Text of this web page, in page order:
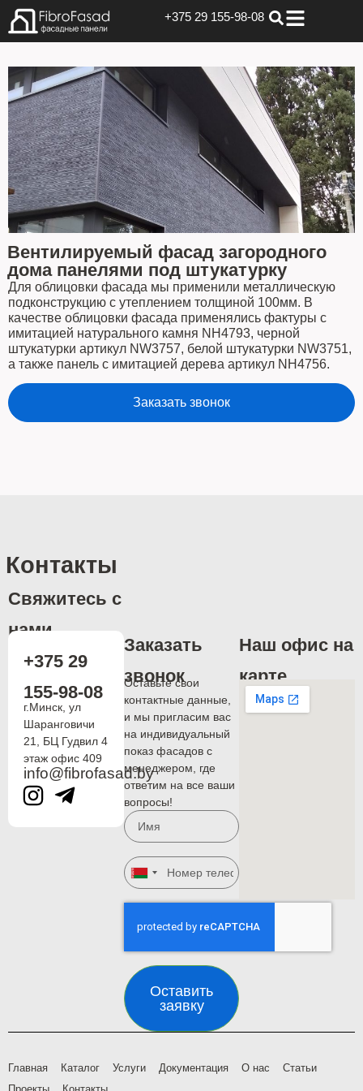
+375 29 155-98-08
Вентилируемый фасад загородного
дома панелями под штукатурку
Для облицовки фасада мы применили металлическую
подконструкцию с утеплением толщиной 100мм. В
качестве облицовки фасада применялись фактуры с
имитацией натурального камня NH4793, черной
штукатурки артикул NW3757, белой штукатурки NW3751,
а также панель с имитацией дерева артикул NH4756.
Заказать звонок
Контакты
Свяжитесь с
нами
+375 29
155-98-08
г.Минск, ул
Шаранговичи
21, БЦ Гудвил 4
этаж офис 409
info@fibrofasad.by
Заказать
звонок
Оставьте свои
контактные данные,
и мы пригласим вас
на индивидуальный
показ фасадов с
менеджером, где
ответим на все ваши
вопросы!
Belarus
Оставить
заявку
Наш офис на
карте
Главная Каталог Услуги Документация О нас
Статьи